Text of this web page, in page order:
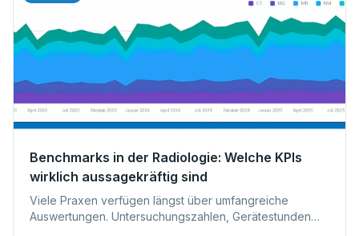
machen.
Benchmarks in der Radiologie: Welche KPIs
wirklich aussagekräftig sind
Viele Praxen verfügen längst über umfangreiche
Auswertungen. Untersuchungszahlen, Gerätestunden